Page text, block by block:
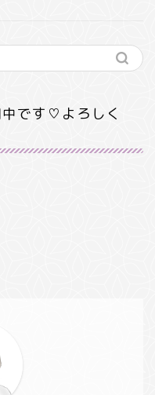
です♡よろしく